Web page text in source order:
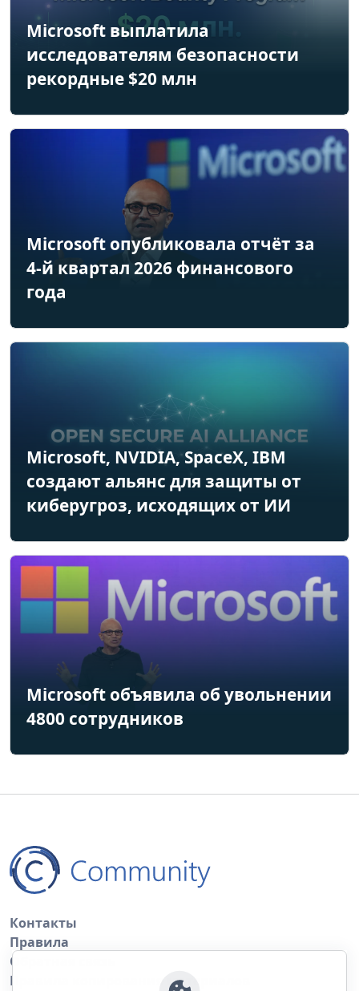
Microsoft выплатила
исследователям безопасности
рекордные $20 млн
Microsoft опубликовала отчёт за
4-й квартал 2026 финансового
года
Microsoft, NVIDIA, SpaceX, IBM
создают альянс для защиты от
киберугроз, исходящих от ИИ
Microsoft объявила об увольнении
4800 сотрудников
Контакты
Правила
Обратная связь
Правила копирования материалов